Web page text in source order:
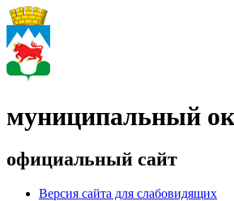
муниципальный
официальный сайт
Версия сайта для слабовидящих